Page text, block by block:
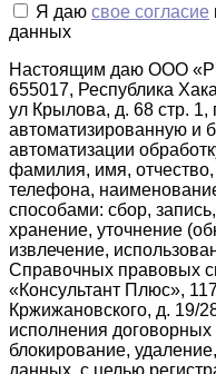
Я даю свое согласие
данных
Настоящим даю ООО
655017, Республика
ул Крылова, д. 68 стр.
автоматизированную и
автоматизации
фамилия, имя,
телефона,
способами: сбор,
хранение, уточнение
извлечение,
Справочных правовых
«Консультант Плюс»,
Кржижановского, д. 19/
исполнения договорных
блокирование,
данных, с целью